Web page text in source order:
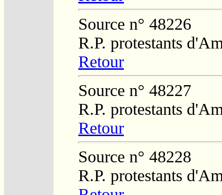
Source n° 48226
R.P. protestants
Retour
Source n° 48227
R.P. protestants
Retour
Source n° 48228
R.P. protestants